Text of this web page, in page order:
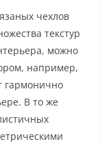
чехлов
текстур
можно
например,
гармонично
В то же